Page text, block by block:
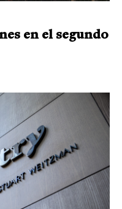
en el segundo